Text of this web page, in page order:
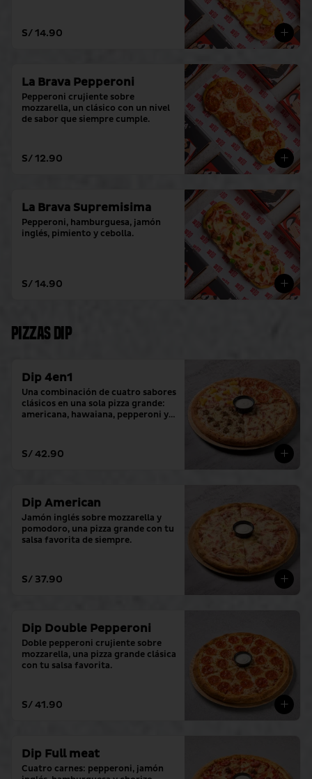
S/ 14.90
La Brava Pepperoni
Pepperoni crujiente sobre
mozzarella, un clásico con un nivel
de sabor que siempre cumple.
S/ 12.90
La Brava Supremisima
Pepperoni, hamburguesa, jamón
inglés, pimiento y cebolla.
S/ 14.90
Pizzas Dip
Dip 4en1
Una combinación de cuatro sabores
clásicos en una sola pizza grande:
americana, hawaiana, pepperoni y
S/ 42.90
Dip American
Jamón inglés sobre mozzarella y
pomodoro, una pizza grande con tu
salsa favorita de siempre.
S/ 37.90
Dip Double Pepperoni
Doble pepperoni crujiente sobre
mozzarella, una pizza grande clásica
con tu salsa favorita.
S/ 41.90
Dip Full meat
Cuatro carnes: pepperoni, jamón